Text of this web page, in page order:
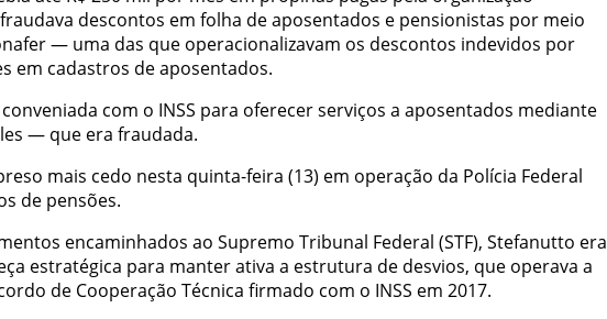
descontos em folha de aposentados e pensionistas por meio
— uma das que operacionalizavam os descontos indevidos por
em cadastros de aposentados.
com o INSS para oferecer serviços a aposentados mediante
— que era fraudada.
mais cedo nesta quinta-feira (13) em operação da Polícia Federal
de pensões.
encaminhados ao Supremo Tribunal Federal (STF), Stefanutto era
estratégica para manter ativa a estrutura de desvios, que operava a
de Cooperação Técnica firmado com o INSS em 2017.